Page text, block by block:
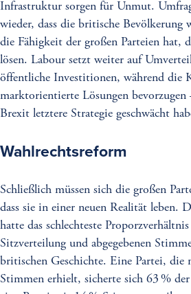
Infrastruktur sorgen für Unmut.
wieder, dass die britische Bevölkerung
die Fähigkeit der großen Parteien hat,
lösen. Labour setzt weiter auf
öffentliche Investitionen, während die
marktorientierte Lösungen bevorzugen
Brexit letztere Strategie geschwächt
Wahlrechtsreform
Schließlich müssen sich die großen
dass sie in einer neuen Realität leben.
hatte das schlechteste
Sitzverteilung und abgegebenen
britischen Geschichte. Eine Partei, die
Stimmen erhielt, sicherte sich 63 %